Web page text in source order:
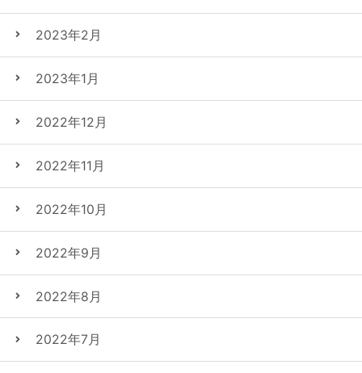
2023年2月
2023年1月
2022年12月
2022年11月
2022年10月
2022年9月
2022年8月
2022年7月